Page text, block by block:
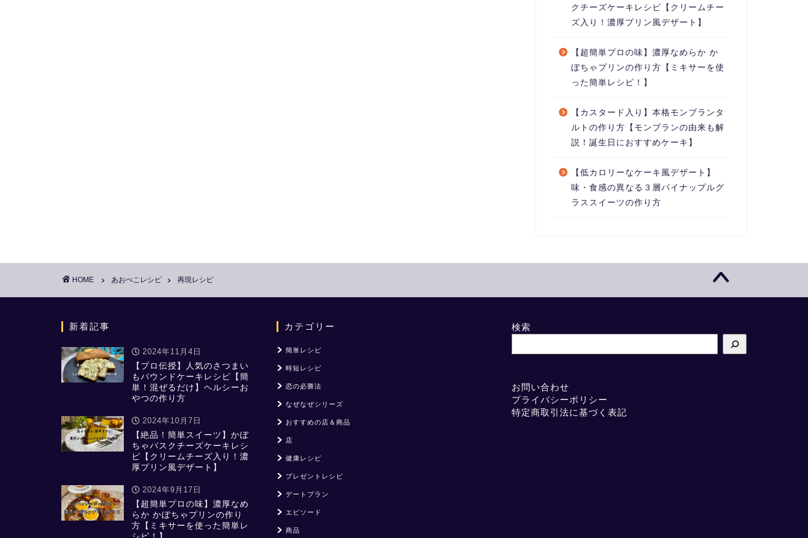
クチーズケーキレシピ【クリームチー
ズ入り！濃厚プリン風デザート】
【超簡単プロの味】濃厚なめらか か
ぼちゃプリンの作り方【ミキサーを使
った簡単レシピ！】
【カスタード入り】本格モンブランタ
ルトの作り方【モンブランの由来も解
説！誕生日におすすめケーキ】
【低カロリーなケーキ風デザート】
味・食感の異なる３層パイナップルグ
ラススイーツの作り方
HOME あおぺこレシピ 再現レシピ
新着記事
2024年11月4日
【プロ伝授】人気のさつまい
もパウンドケーキレシピ【簡
単！混ぜるだけ】ヘルシーお
やつの作り方
2024年10月7日
【絶品！簡単スイーツ】かぼ
ちゃバスクチーズケーキレシ
ピ【クリームチーズ入り！濃
厚プリン風デザート】
2024年9月17日
【超簡単プロの味】濃厚なめ
らか かぼちゃプリンの作り
方【ミキサーを使った簡単レ
カテゴリー
簡単レシピ
時短レシピ
恋の必勝法
なぜなぜシリーズ
おすすめの店＆商品
店
健康レシピ
プレゼントレシピ
デートプラン
エピソード
商品
検索
お問い合わせ
プライバシーポリシー
特定商取引法に基づく表記